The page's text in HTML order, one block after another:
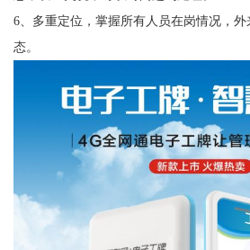
6、多重定位，掌握所有人员在岗情况，
态。